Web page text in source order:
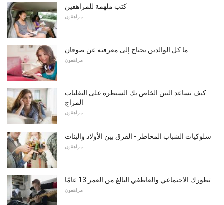
كتب ملهمة للمراهقين
مراهقون
ما كل الوالدين يحتاج إلى معرفته عن صوفان
مراهقون
كيف تساعد التين الخاص بك السيطرة على التقلبات
المزاج
مراهقون
سلوكيات الشباب المخاطر - الفرق بين الأولاد والبنات
مراهقون
تطورك الاجتماعي والعاطفي البالغ من العمر 13 عامًا
مراهقون